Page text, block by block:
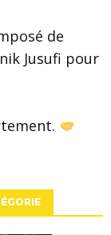
de
Jusufi pour